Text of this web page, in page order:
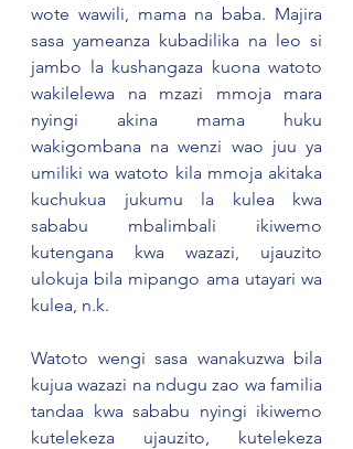
wote wawili, mama na baba. Majira
sasa yameanza kubadilika na leo si
jambo la kushangaza kuona watoto
wakilelewa na mzazi mmoja mara
nyingi akina mama huku
wakigombana na wenzi wao juu ya
umiliki wa watoto kila mmoja akitaka
kuchukua jukumu la kulea kwa
sababu mbalimbali ikiwemo
kutengana kwa wazazi, ujauzito
ulokuja bila mipango ama utayari wa
kulea, n.k.
Watoto wengi sasa wanakuzwa bila
kujua wazazi na ndugu zao wa familia
tandaa kwa sababu nyingi ikiwemo
kutelekeza ujauzito, kutelekeza